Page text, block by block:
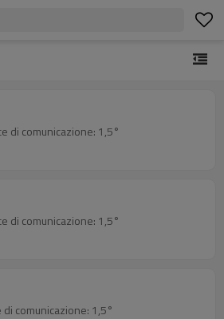
di comunicazione: 1,5°
di comunicazione: 1,5°
comunicazione: 1,5°